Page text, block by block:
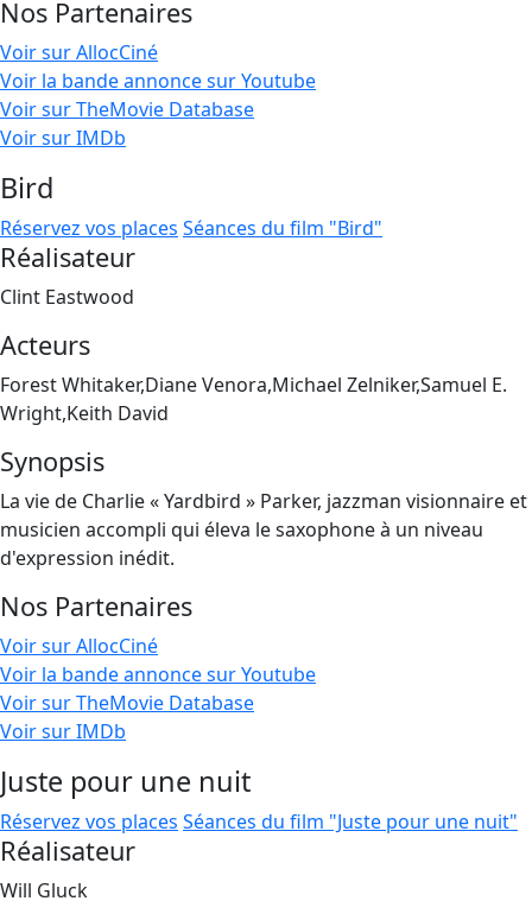
Nos Partenaires
Voir sur AllocCiné
Voir la bande annonce sur Youtube
Voir sur TheMovie Database
Voir sur IMDb
Bird
Réservez vos places Séances du film "Bird"
Réalisateur
Clint Eastwood
Acteurs
Forest Whitaker,Diane Venora,Michael Zelniker,Samuel E.
Wright,Keith David
Synopsis
La vie de Charlie « Yardbird » Parker, jazzman visionnaire et
musicien accompli qui éleva le saxophone à un niveau
d'expression inédit.
Nos Partenaires
Voir sur AllocCiné
Voir la bande annonce sur Youtube
Voir sur TheMovie Database
Voir sur IMDb
Juste pour une nuit
Réservez vos places Séances du film "Juste pour une nuit"
Réalisateur
Will Gluck